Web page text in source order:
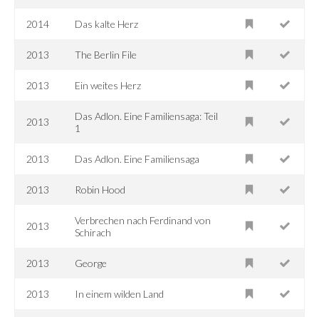
2014 Das kalte Herz
2013 The Berlin File
2013 Ein weites Herz
2013
Das Adlon. Eine Familiensaga: Teil
1
2013 Das Adlon. Eine Familiensaga
2013 Robin Hood
2013
Verbrechen nach Ferdinand von
Schirach
2013 George
2013 In einem wilden Land